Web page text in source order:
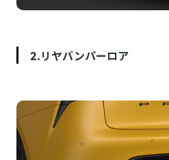
2.リヤバンパーロア